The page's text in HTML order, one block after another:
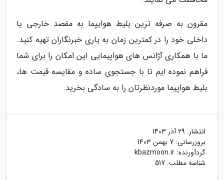
مقرون به صرفه ترین بلیط هوایپما به مقصد خارجی یا
داخلی خود را در کمترین زمان به یاری خبرنگاران تهیه کنید.
ما با همکاری آژانس های هواپیمایی این امکان را برای شما
فراهم نموده ایم تا با جستجوی ساده و مقایسه قیمت ها،
بلیط هواپیما موردنظرتان را به سادگی بخرید.
انتشار: 29 آذر 1403
بروزرسانی: 7 بهمن 1403
گردآورنده: kbazmoon.ir
شناسه مطلب: 517